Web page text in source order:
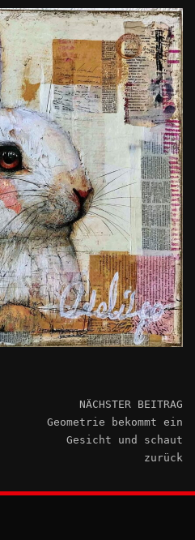
NÄCHSTER BEITRAG
Geometrie bekommt ein
Gesicht und schaut
zurück